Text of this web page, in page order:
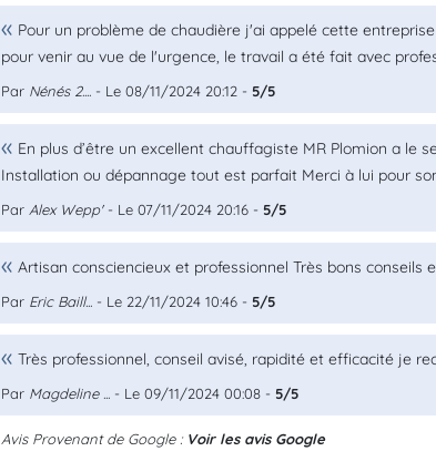
Pour un problème de chaudière j'ai appelé cette
pour venir au vue de l'urgence, le travail a été fait avec
Par Nénés 2.... - Le 08/11/2024 20:12 - 5/5
En plus d’être un excellent chauffagiste MR Plomion a le
Installation ou dépannage tout est parfait Merci à lui pour
Par Alex Wepp'- Le 07/11/2024 20:16 - 5/5
Artisan consciencieux et professionnel Très bons conseils
Par Eric Baill... - Le 22/11/2024 10:46 - 5/5
Très professionnel, conseil avisé, rapidité et efficacité je
Par Magdeline ... - Le 09/11/2024 00:08 - 5/5
Avis Provenant de Google : Voir les avis Google